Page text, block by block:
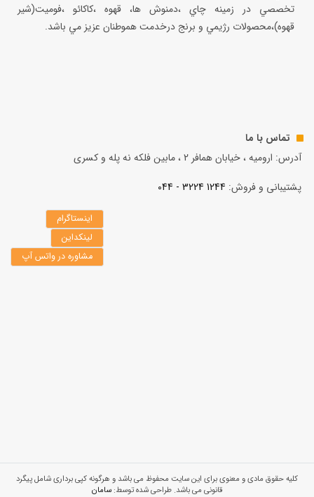
تخصصي در زمينه چاي ،دمنوش ها، قهوه ،كاكائو ،فوميت(شير
قهوه)،محصولات رژيمي و برنج درخدمت هموطنان عزيز مي باشد.
تماس با ما
آدرس: ارومیه ، خیابان همافر 2 ، مابين فلكه نه پله و کسری
پشتیبانی و فروش: 1244 3224 - 044
اینستاگرام
لینکداین
مشاوره در واتس آپ
کلیه حقوق مادی و معنوی برای این سایت محفوظ می باشد و هرگونه کپی برداری شامل پیگرد
قانونی می باشد. طراحی شده توسط:سامان